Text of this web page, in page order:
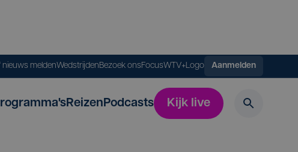
nieuws meldenWedstrijdenBezoek onsFocusWTV+Logo Aanmelden
ReizenPodcasts Kijk live